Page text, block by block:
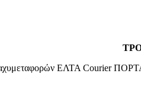
ταχυμεταφορών ΕΛΤΑ Courier